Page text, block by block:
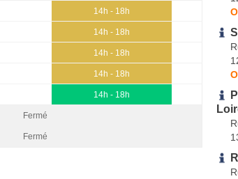
14h - 18h
14h - 18h
14h - 18h
14h - 18h
14h - 18h
Fermé
Fermé